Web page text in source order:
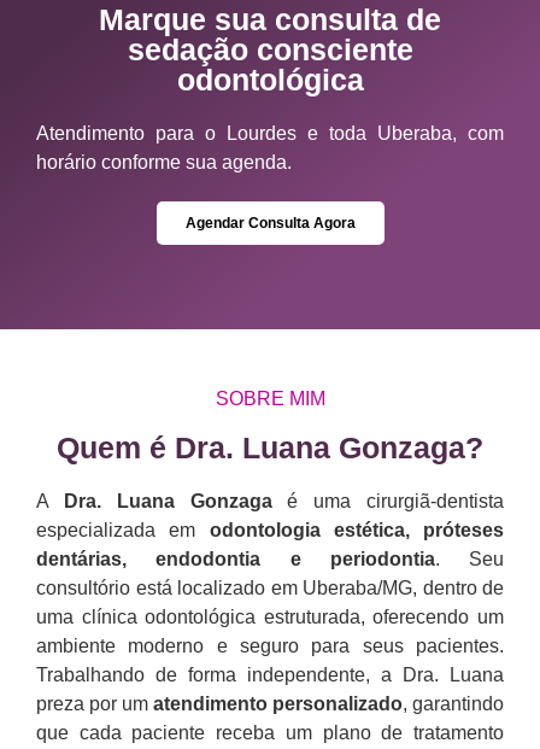
Marque sua consulta de
sedação consciente
odontológica
Atendimento para o Lourdes e toda Uberaba, com
horário conforme sua agenda.
Agendar Consulta Agora
SOBRE MIM
Quem é Dra. Luana Gonzaga?​
A Dra. Luana Gonzagaé uma cirurgiã-dentista
especializada em odontologia estética, próteses
dentárias, endodontia e periodontia. Seu
consultório está localizado em Uberaba/MG, dentro de
uma clínica odontológica estruturada, oferecendo um
ambiente moderno e seguro para seus pacientes.
Trabalhando de forma independente, a Dra. Luana
preza por um atendimento personalizado, garantindo
que cada paciente receba um plano de tratamento